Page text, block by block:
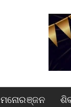
ମନୋରଞ୍ଜନ